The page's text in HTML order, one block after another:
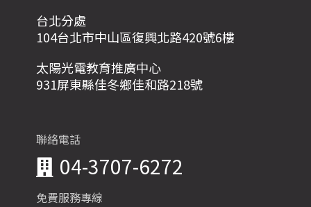
台北分處
104台北市中山區復興北路420號6樓
太陽光電教育推廣中心
931屏東縣佳冬鄉佳和路218號
聯絡電話
04-3707-6272
免費服務專線